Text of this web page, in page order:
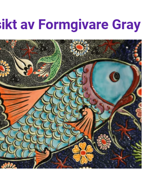
av Formgivare Gray